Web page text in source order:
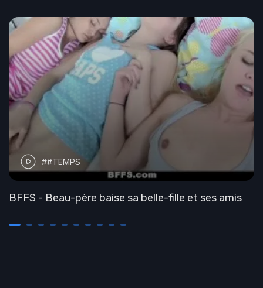
##TEMPS
BFFS - Beau-père baise sa belle-fille et ses amis